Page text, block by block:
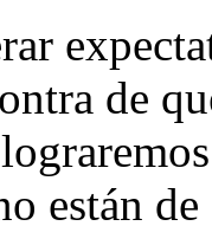
de
están